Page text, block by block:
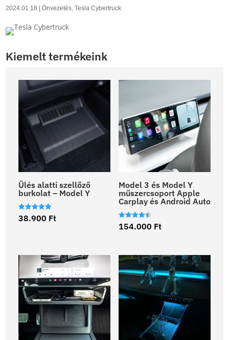
2024.01.18 |Önvezetés,Tesla Cybertruck
Kiemelt termékeink
Ülés alatti szellőző
burkolat – Model Y
Értékelés:
5.00
38.900 Ft
Model 3 és Model Y
műszercsoport Apple
Carplay és Android Auto
Értékelés:
4.50
154.000 Ft